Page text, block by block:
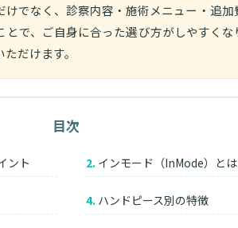
けでなく、診察内容・施術メニュー・追
で、ご自身に合った選び方がしやすくな
だけます。
目次
ント インモード（InMode）とは
ハンドピース別の特徴